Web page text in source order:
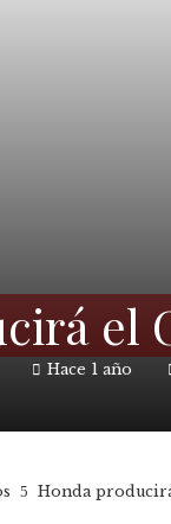
el
Hace 1 año
Honda